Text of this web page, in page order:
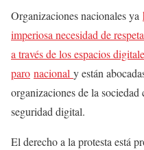
Organizaciones nacionales ya
imperiosa necesidad de
a través de los espacios
paro nacional y están
organizaciones de la
seguridad digital.
El derecho a la protesta está